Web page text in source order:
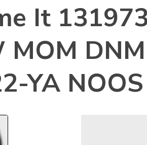
It
MOM
YA NOOS